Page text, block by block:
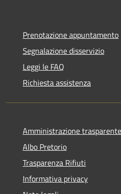
Prenotazione appuntamento
Segnalazione disservizio
Leggi le FAQ
Richiesta assistenza
Amministrazione trasparente
Albo Pretorio
Trasparenza Rifiuti
Informativa privacy